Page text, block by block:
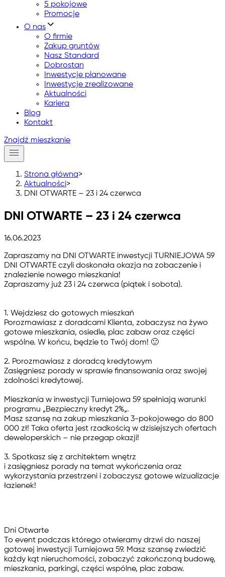
5 pokojowe
Promocje
O nas
O firmie
Zakup gruntów
Nasz Standard
Dobrostan
Inwestycje planowane
Inwestycje zrealizowane
Aktualności
Kariera
Blog
Kontakt
Znajdź mieszkanie
Strona główna>
Aktualności>
DNI OTWARTE – 23 i 24 czerwca
DNI OTWARTE – 23 i 24 czerwca
16.06.2023
Zapraszamy na DNI OTWARTE inwestycji TURNIEJOWA 59
DNI OTWARTE czyli doskonała okazja na zobaczenie i
znalezienie nowego mieszkania!
Zapraszamy już 23 i 24 czerwca (piątek i sobota).
1. Wejdziesz do gotowych mieszkań
Porozmawiasz z doradcami Klienta, zobaczysz na żywo
gotowe mieszkania, osiedle, plac zabaw oraz części
wspólne. W końcu, będzie to Twój dom! 🙂
2. Porozmawiasz z doradcą kredytowym
Zasięgniesz porady w sprawie finansowania oraz swojej
zdolności kredytowej.
Mieszkania w inwestycji Turniejowa 59 spełniają warunki
programu „Bezpieczny kredyt 2%„.
Masz szansę na zakup mieszkania 3-pokojowego do 800
000 zł! Taka oferta jest rzadkością w dzisiejszych ofertach
deweloperskich – nie przegap okazji!
3. Spotkasz się z architektem wnętrz
i zasięgniesz porady na temat wykończenia oraz
wykorzystania przestrzeni i zobaczysz gotowe wizualizacje
łazienek!
Dni Otwarte
To event podczas którego otwieramy drzwi do naszej
gotowej inwestycji Turniejowa 59. Masz szansę zwiedzić
każdy kąt nieruchomości, zobaczyć zakończoną budowę,
mieszkania, parkingi, części wspólne, plac zabaw.